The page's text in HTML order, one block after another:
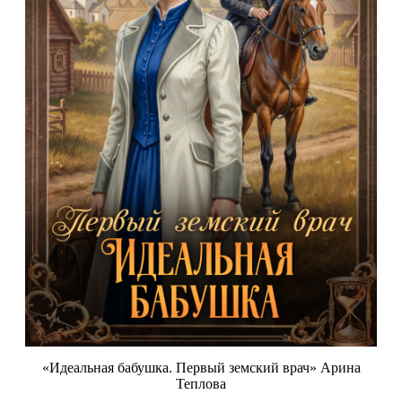
«Идеальная бабушка. Первый земский врач» Арина
Теплова